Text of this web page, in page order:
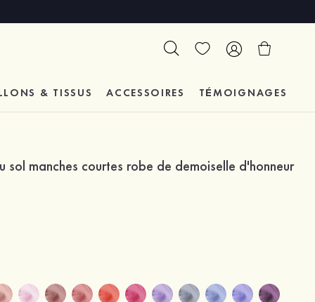
& TISSUS ACCESSOIRES TÉMOIGNAGES
manches courtes robe de demoiselle d'honneur